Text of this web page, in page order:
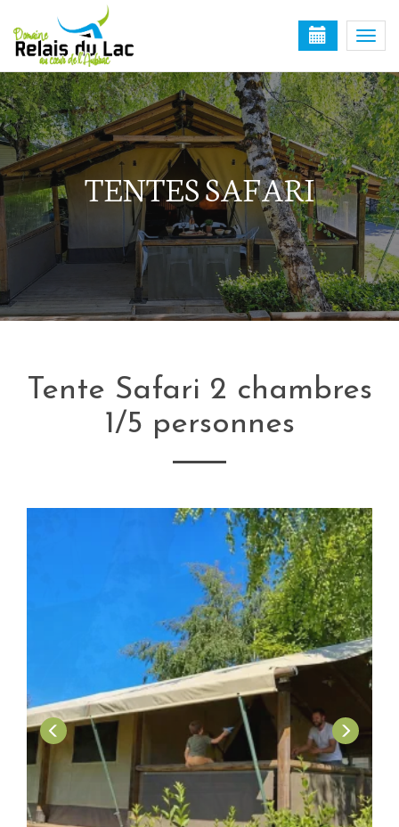
TENTES SAFARI
Tente Safari 2 chambres
1/5 personnes